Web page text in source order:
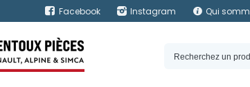
Facebook Instagram Qui